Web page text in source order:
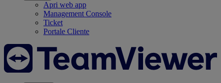
Apri web app
Management Console
Ticket
Portale Cliente